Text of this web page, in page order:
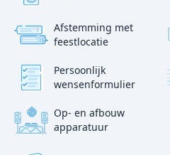
?
:)
Afstemming met
feestlocatie
Persoonlijk
wensenformulier
Op- en afbouw
apparatuur